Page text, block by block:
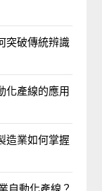
突破傳統辨識
化產線的應用
造業如何掌握
自動化產線？